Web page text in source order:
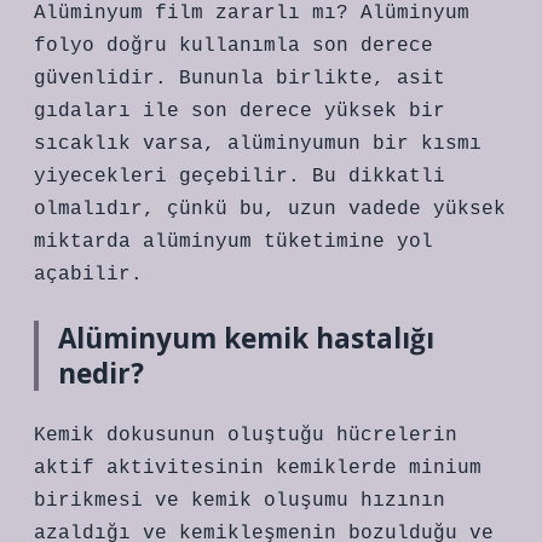
Alüminyum film zararlı mı? Alüminyum
folyo doğru kullanımla son derece
güvenlidir. Bununla birlikte, asit
gıdaları ile son derece yüksek bir
sıcaklık varsa, alüminyumun bir kısmı
yiyecekleri geçebilir. Bu dikkatli
olmalıdır, çünkü bu, uzun vadede yüksek
miktarda alüminyum tüketimine yol
açabilir.
Alüminyum kemik hastalığı
nedir?
Kemik dokusunun oluştuğu hücrelerin
aktif aktivitesinin kemiklerde minium
birikmesi ve kemik oluşumu hızının
azaldığı ve kemikleşmenin bozulduğu ve